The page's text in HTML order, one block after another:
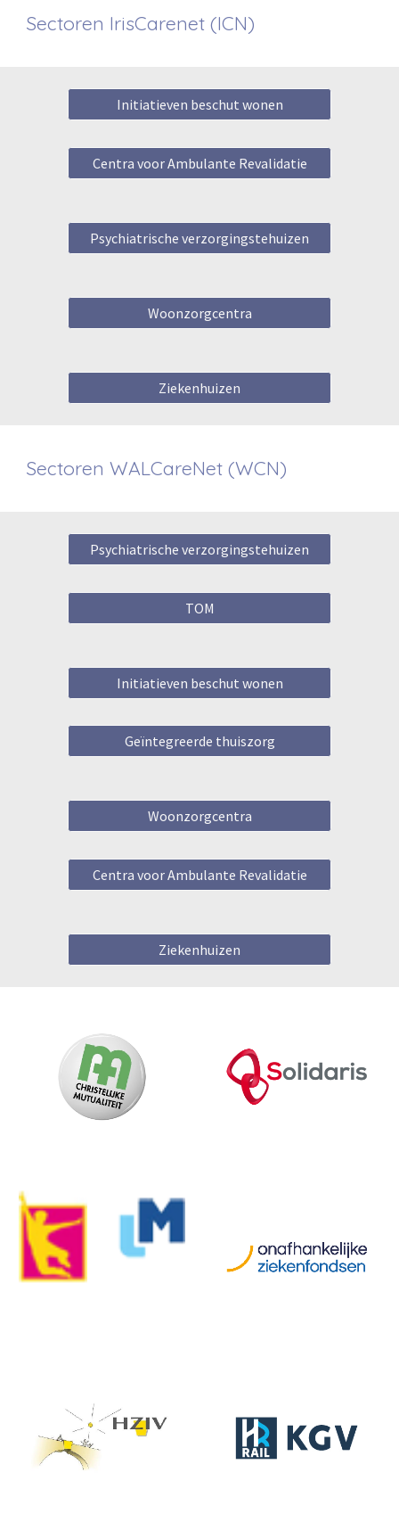
Sectoren IrisCarenet (ICN)
Initiatieven beschut wonen
Centra voor Ambulante Revalidatie
Psychiatrische verzorgingstehuizen
Woonzorgcentra
Ziekenhuizen
SectorenWALCareNet (WCN)
Psychiatrische verzorgingstehuizen
TOM
Initiatieven beschut wonen
Geïntegreerde thuiszorg
Woonzorgcentra
Centra voor Ambulante Revalidatie
Ziekenhuizen